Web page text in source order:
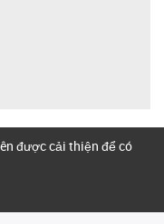
được cải thiện để có